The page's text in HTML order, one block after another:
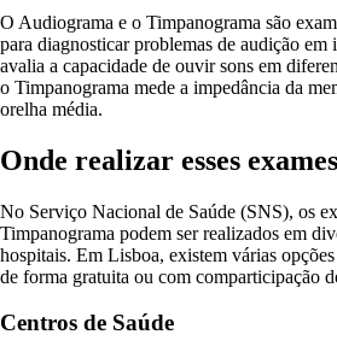
O Audiograma e o Timpanograma são
para diagnosticar problemas de audição
avalia a capacidade de ouvir sons em
o Timpanograma mede a impedância da
orelha média.
Onde realizar esses
No Serviço Nacional de Saúde (SNS), os
Timpanograma podem ser realizados em
hospitais. Em Lisboa, existem várias opções
de forma gratuita ou com comparticipação
Centros de Saúde